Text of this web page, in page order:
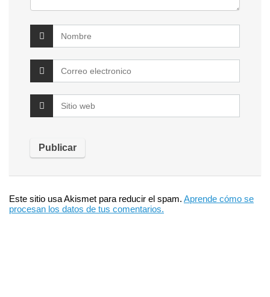
Este sitio usa Akismet para reducir el spam. Aprende cómo se
procesan los datos de tus comentarios.